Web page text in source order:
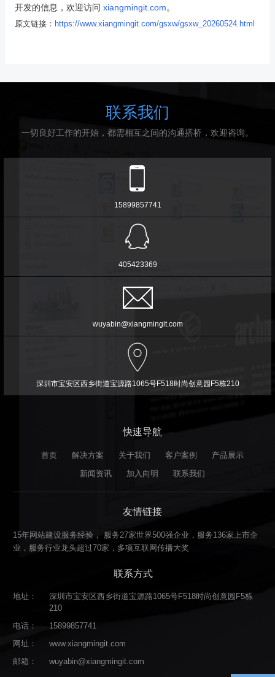
开发的信息，欢迎访问 xiangmingit.com。
原文链接： https://www.xiangmingit.com/gsxw/gsxw_20260524.html
联系我们
一切良好工作的开始，都需相互之间的沟通搭桥，欢迎咨询。
15899857741
405423369
wuyabin@xiangmingit.com
深圳市宝安区西乡街道宝源路1065号F518时尚创意园F5栋210
快速导航
首页 解决方案 关于我们 客户案例
产品展示
新闻资讯
加入向明 联系我们
友情链接
15年网站建设服务经验， 服务27家世界500强企业，服务136家上市企
业，服务行业龙头超过70家，多项互联网传播大奖
联系方式
地址：
深圳市宝安区西乡街道宝源路1065号F518时尚创意园F5栋
210
电话：
15899857741
网址：
www.xiangmingit.com
邮箱：
wuyabin@xiangmingit.com